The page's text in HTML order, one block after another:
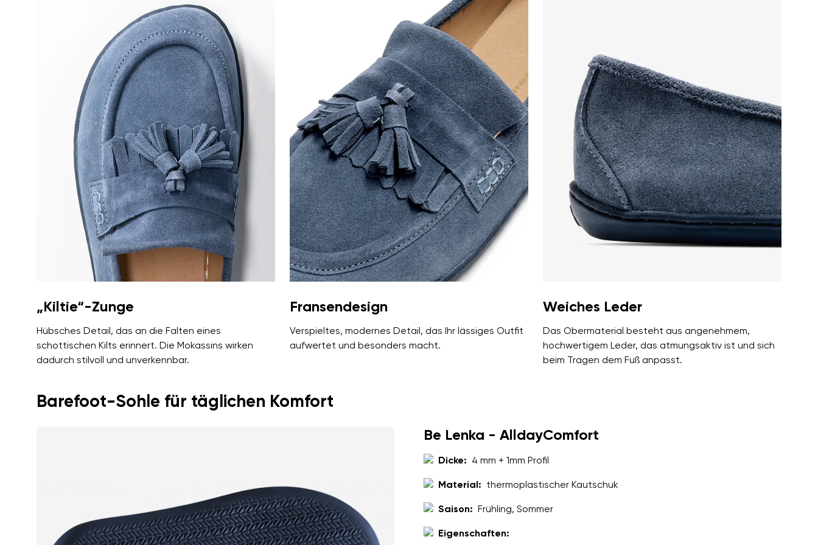
„Kiltie“-Zunge
Hübsches Detail, das an die Falten eines
schottischen Kilts erinnert. Die Mokassins wirken
dadurch stilvoll und unverkennbar.
Fransendesign
Verspieltes, modernes Detail, das Ihr lässiges Outfit
aufwertet und besonders macht.
Weiches Leder
Das Obermaterial besteht aus angenehmem,
hochwertigem Leder, das atmungsaktiv ist und sich
beim Tragen dem Fuß anpasst.
Barefoot-Sohle für täglichen Komfort
Be Lenka - AlldayComfort
Dicke: 4 mm + 1mm Profil
Material: thermoplastischer Kautschuk
Saison: Frühling, Sommer
Eigenschaften: